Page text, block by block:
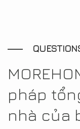
pháp
nhà của